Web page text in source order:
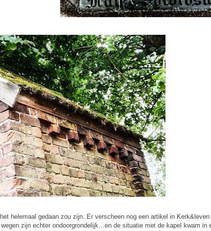
helemaal gedaan zou zijn. Er verscheen nog een artikel in
zijn echter ondoorgrondelijk…en de situatie met de kapel kwam in